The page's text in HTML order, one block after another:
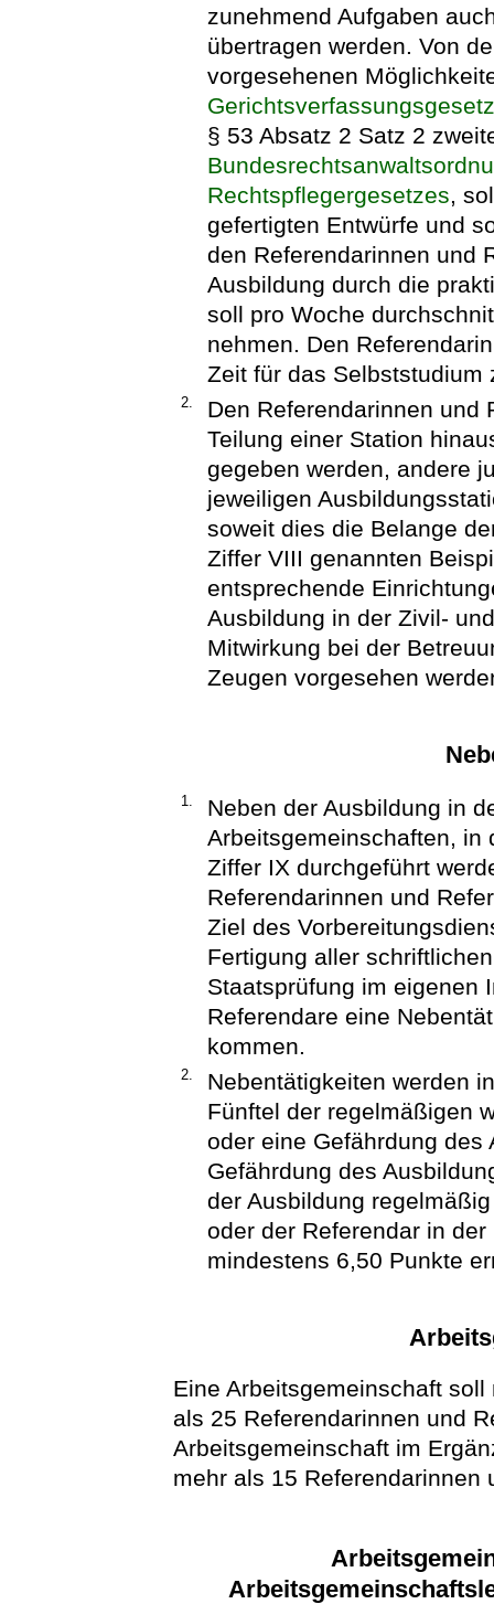
zunehmend Aufgaben
übertragen werden. Von
vorgesehenen
§ 53 Absatz 2 Satz 2
Rechtspflegergesetzes ,
gefertigten Entwürfe und
den Referendarinnen und
Ausbildung durch die
soll pro Woche
nehmen. Den
Zeit für das Selbststudium
2.
Den Referendarinnen und
Teilung einer Station
gegeben werden, andere
jeweiligen
soweit dies die Belange
Ziffer VIII genannten
entsprechende
Ausbildung in der Zivil-
Mitwirkung bei der
Zeugen vorgesehen
1.
Neben der Ausbildung in
Arbeitsgemeinschaften, in
Ziffer IX durchgeführt
Referendarinnen und
Ziel des
Fertigung aller
Staatsprüfung im eigenen
Referendare eine
kommen.
2.
Nebentätigkeiten werden
Fünftel der regelmäßigen
oder eine Gefährdung
Gefährdung des
der Ausbildung
oder der Referendar in
mindestens 6,50 Punkte
Eine Arbeitsgemeinschaft
als 25 Referendarinnen und
Arbeitsgemeinschaft im
mehr als 15 Referendarinnen